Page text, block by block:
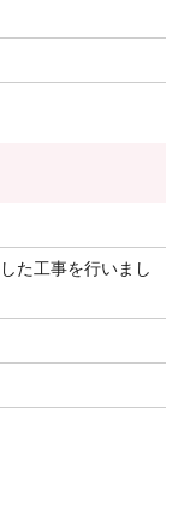
た工事を行いまし